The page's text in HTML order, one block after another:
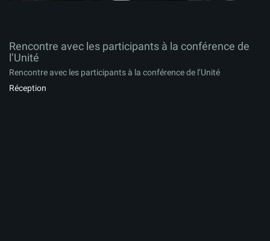
Rencontre avec les participants à la conférence de
l’Unité
Rencontre avec les participants à la conférence de l’Unité
Réception